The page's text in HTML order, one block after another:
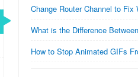
Change Router Channel to
What is the Difference
How to Stop Animated GIFs